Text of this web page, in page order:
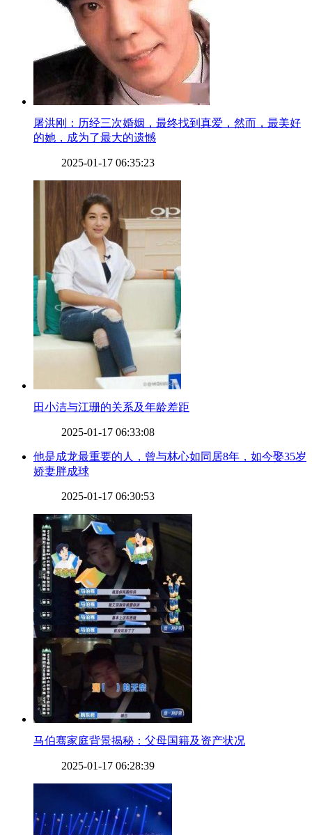
​屠洪刚：历经三次婚姻，最终找到真爱，然而，最美好
的她，成为了最大的遗憾
2025-01-17 06:35:23
​田小洁与江珊的关系及年龄差距
2025-01-17 06:33:08
​他是成龙最重要的人，曾与林心如同居8年，如今娶35岁
娇妻胖成球
2025-01-17 06:30:53
​马伯骞家庭背景揭秘：父母国籍及资产状况
2025-01-17 06:28:39